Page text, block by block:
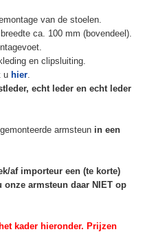
van de stoelen.
ca. 100 mm (bovendeel).
en clipsluiting.
u hier.
echt leder en echt leder
armsteun in een
af importeur een (te korte)
armsteun daar NIET op
kader hieronder. Prijzen